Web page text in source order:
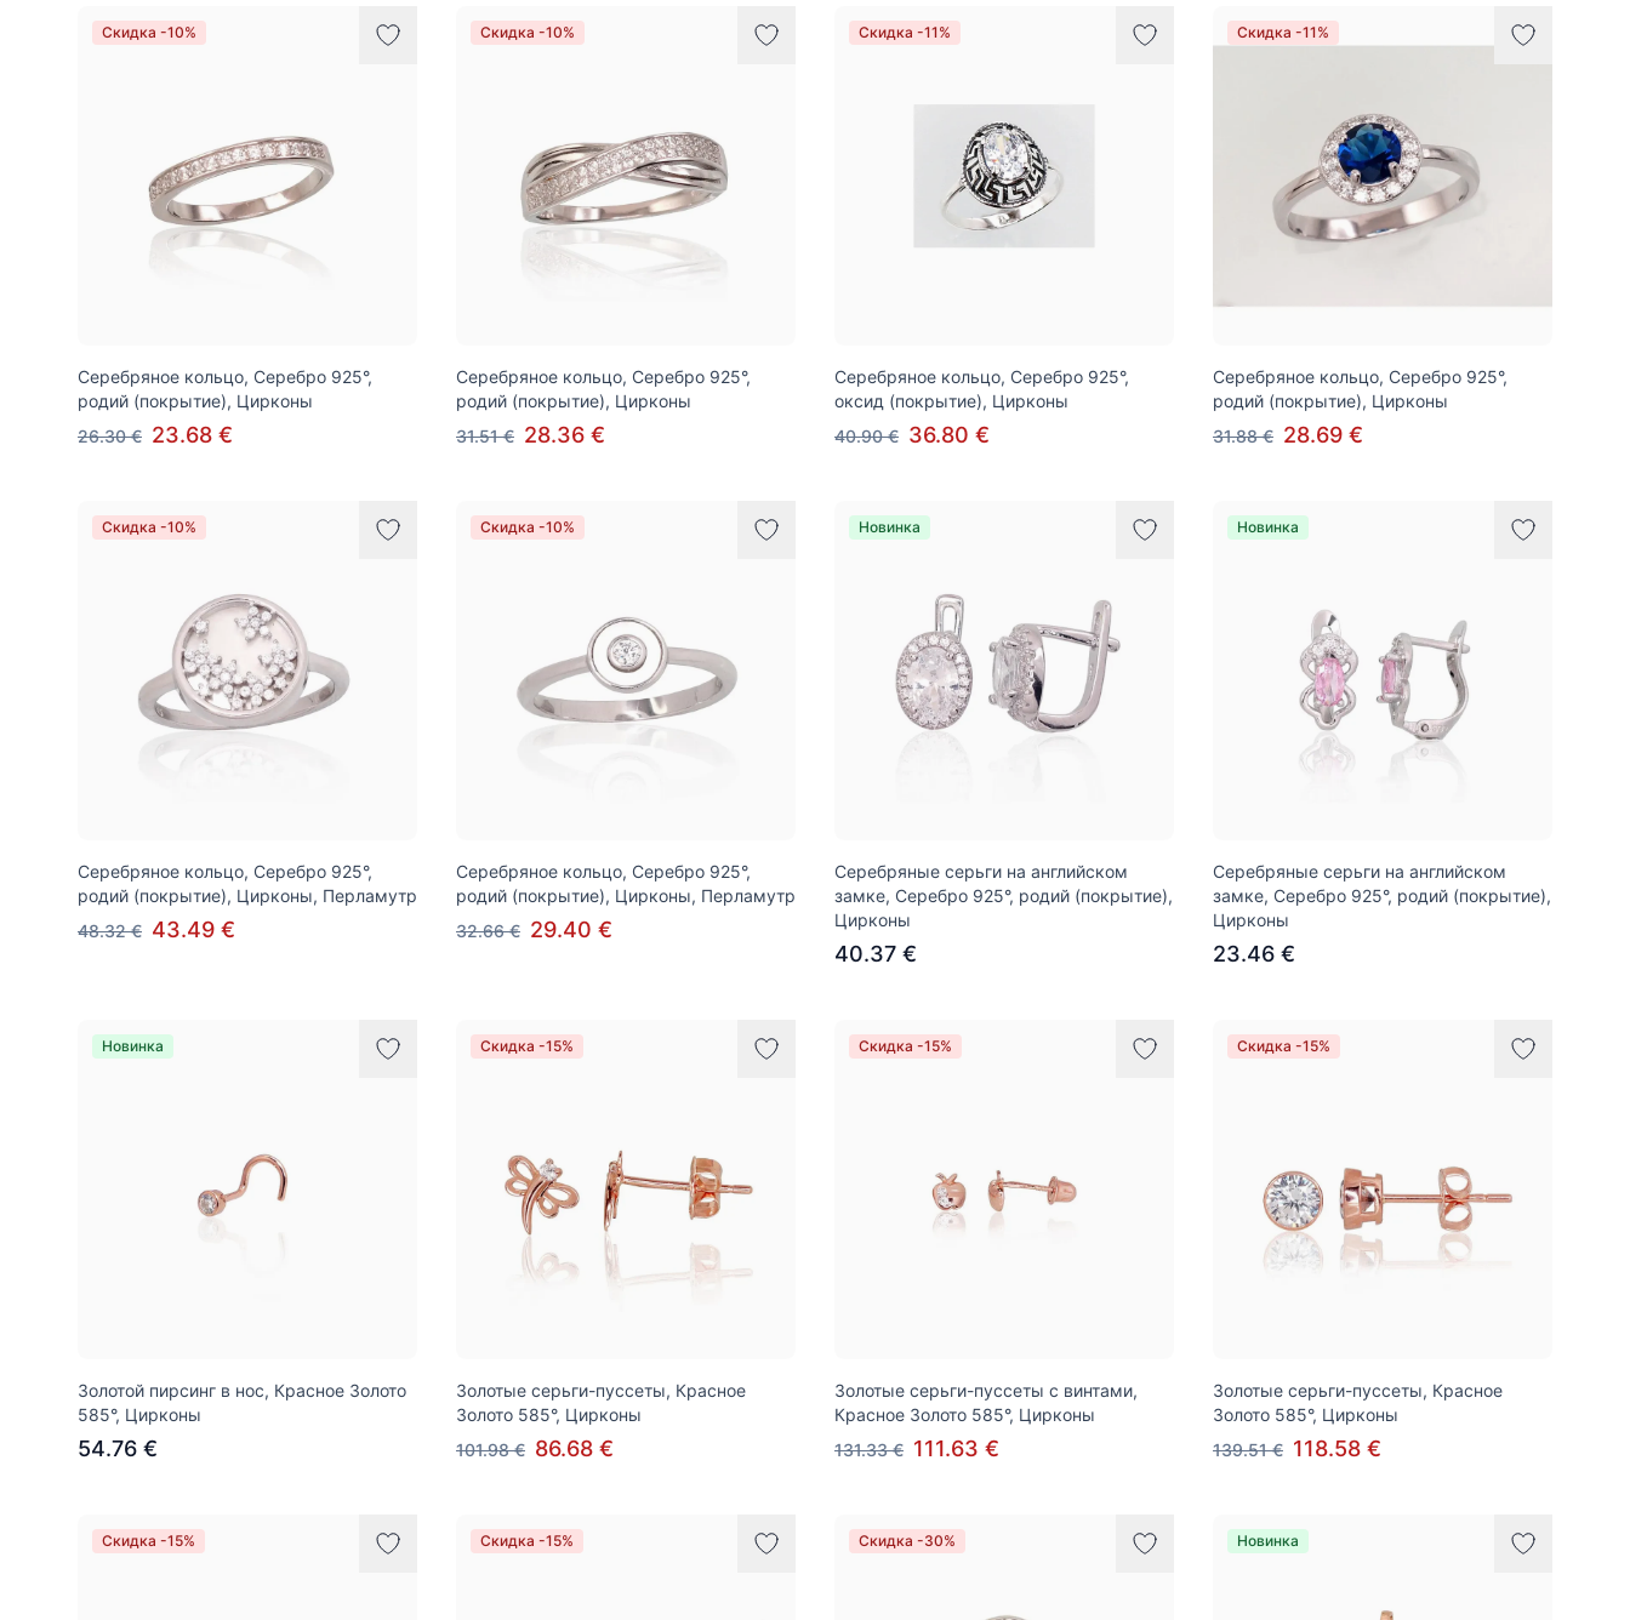
Скидка -10%
Серебряное кольцо, Серебро 925°,
родий (покрытие), Цирконы
26.30 € 23.68 €
Скидка -10%
Серебряное кольцо, Серебро 925°,
родий (покрытие), Цирконы
31.51 € 28.36 €
Скидка -11%
Серебряное кольцо, Серебро 925°,
оксид (покрытие), Цирконы
40.90 € 36.80 €
Скидка -11%
Серебряное кольцо, Серебро 925°,
родий (покрытие), Цирконы
31.88 € 28.69 €
Скидка -10%
Серебряное кольцо, Серебро 925°,
родий (покрытие), Цирконы, Перламутр
48.32 € 43.49 €
Скидка -10%
Серебряное кольцо, Серебро 925°,
родий (покрытие), Цирконы, Перламутр
32.66 € 29.40 €
Новинка
Серебряные серьги на английском
замке, Серебро 925°, родий (покрытие),
Цирконы
40.37 €
Новинка
Серебряные серьги на английском
замке, Серебро 925°, родий (покрытие),
Цирконы
23.46 €
Новинка
Золотой пирсинг в нос, Красное Золото
585°, Цирконы
54.76 €
Скидка -15%
Золотые серьги-пуссеты, Красное
Золото 585°, Цирконы
101.98 € 86.68 €
Скидка -15%
Золотые серьги-пуссеты с винтами,
Красное Золото 585°, Цирконы
131.33 € 111.63 €
Скидка -15%
Золотые серьги-пуссеты, Красное
Золото 585°, Цирконы
139.51 € 118.58 €
Скидка -15% Скидка -15% Скидка -30% Новинка